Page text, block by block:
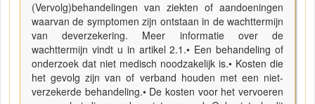
(Vervolg)behandelingen van ziekten of aandoeningen
waarvan de symptomen zijn ontstaan in de wachttermijn
van deverzekering. Meer informatie over de
wachttermijn vindt u in artikel 2.1.• Een behandeling of
onderzoek dat niet medisch noodzakelijk is.• Kosten die
het gevolg zijn van of verband houden met een niet-
verzekerde behandeling.• De kosten voor het vervoeren